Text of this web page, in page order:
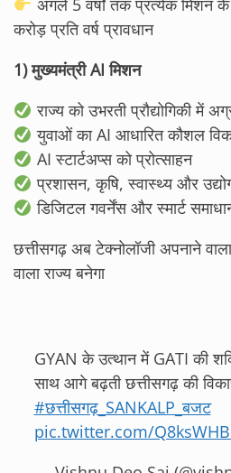
अगले 5 वर्षों तक प्रत्येक मिशन
करोड़ प्रति वर्ष प्रावधान
1) मुख्यमंत्री AI मिशन
राज्य को उभरती प्रौद्योगिकी में
युवाओं का AI आधारित कौशल
AI स्टार्टअप्स को प्रोत्साहन
प्रशासन, कृषि, स्वास्थ्य और
डिजिटल गवर्नेंस और स्मार्ट
छत्तीसगढ़ अब टेक्नोलॉजी अपनाने
वाला राज्य बनेगा
GYAN के उत्थान में GATI की
साथ आगे बढ़ती छत्तीसगढ़ की
#छत्तीसगढ़_SANKALP_बजट
pic.twitter.com/